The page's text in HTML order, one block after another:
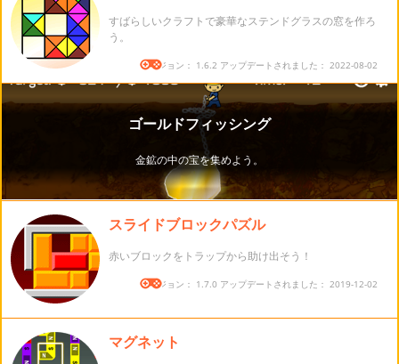
すばらしいクラフトで豪華なステンドグラスの窓を作ろ
う。
バージョン： 1.6.2 アップデートされました： 2022-08-02
スライドブロックパズル
赤いブロックをトラップから助け出そう！
バージョン： 1.7.0 アップデートされました： 2019-12-02
マグネット